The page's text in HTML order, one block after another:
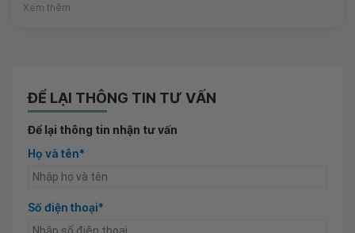
Xem thêm
ĐỂ LẠI THÔNG TIN TƯ VẤN
Để lại thông tin nhận tư vấn
Họ và tên*
Số điện thoại*